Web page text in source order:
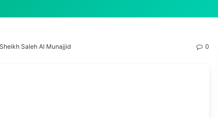
Sheikh Saleh Al Munajjid 0